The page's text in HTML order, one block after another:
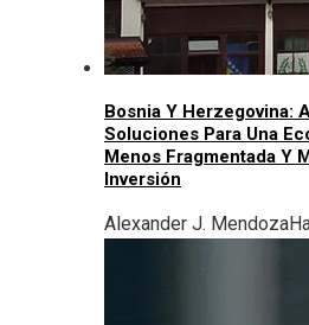
Bosnia Y Herzegovina:
Soluciones Para Una
Menos Fragmentada Y
Inversión
Alexander J. Mendoza